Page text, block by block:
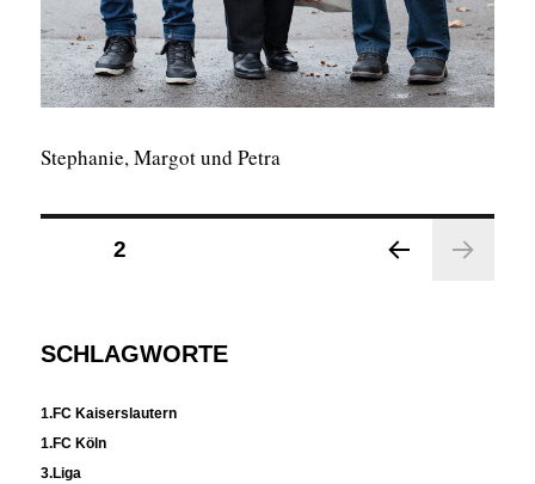
Stephanie, Margot und Petra
Seitennummerierung
SEITE2
SCHLAGWORTE
1.FC Kaiserslautern
1.FC Köln
3.Liga